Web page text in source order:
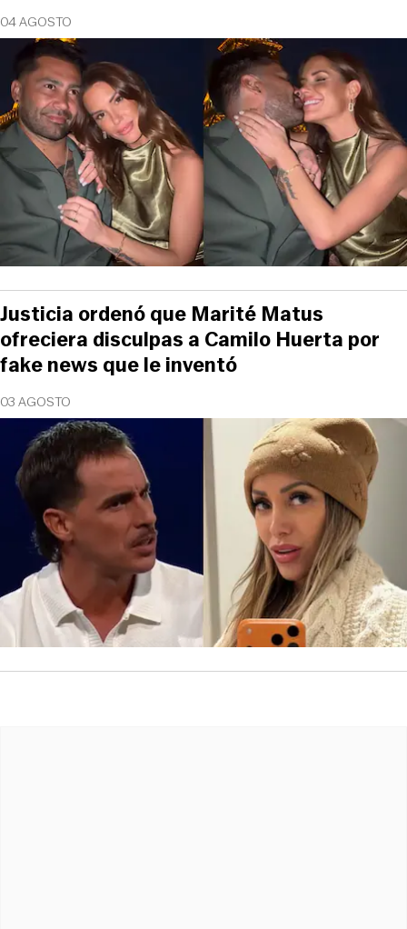
04 AGOSTO
03 AGOSTO
Justicia ordenó que Marité Matus
ofreciera disculpas a Camilo Huerta por
fake news que le inventó